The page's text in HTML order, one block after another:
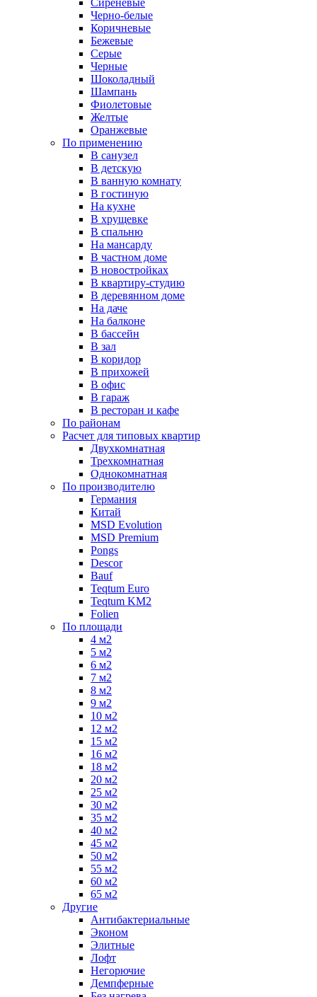
Сиреневые
Черно-белые
Коричневые
Бежевые
Серые
Черные
Шоколадный
Шампань
Фиолетовые
Желтые
Оранжевые
По применению
В санузел
В детскую
В ванную комнату
В гостиную
На кухне
В хрущевке
В спальню
На мансарду
В частном доме
В новостройках
В квартиру-студию
В деревянном доме
На даче
На балконе
В бассейн
В зал
В коридор
В прихожей
В офис
В гараж
В ресторан и кафе
По районам
Расчет для типовых квартир
Двухкомнатная
Трехкомнатная
Однокомнатная
По производителю
Германия
Китай
MSD Evolution
MSD Premium
Pongs
Descor
Bauf
Teqtum Euro
Teqtum KM2
Folien
По площади
4 м2
5 м2
6 м2
7 м2
8 м2
9 м2
10 м2
12 м2
15 м2
16 м2
18 м2
20 м2
25 м2
30 м2
35 м2
40 м2
45 м2
50 м2
55 м2
60 м2
65 м2
Другие
Антибактериальные
Эконом
Элитные
Лофт
Негорючие
Демпферные